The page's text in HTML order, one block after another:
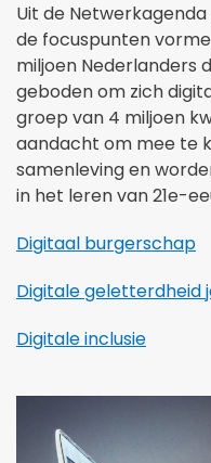
Uit de
de focuspunten
miljoen Nederlanders
geboden om zich
groep van 4 miljoen
aandacht om mee te
samenleving en
in het leren van 21e-
Digitaal burgerschap
Digitale geletterdheid
Digitale inclusie